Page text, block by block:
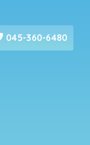
045-360-6480